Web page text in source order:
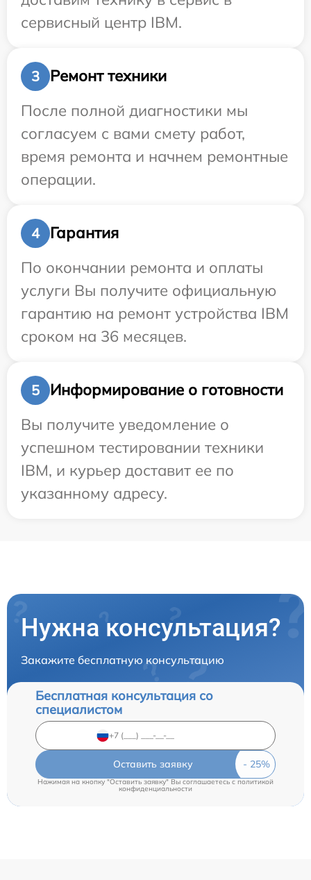
сервисный центр IBM.
3
Ремонт техники
После полной диагностики мы
согласуем с вами смету работ,
время ремонта и начнем ремонтные
операции.
4
Гарантия
По окончании ремонта и оплаты
услуги Вы получите официальную
гарантию на ремонт устройства IBM
сроком на 36 месяцев.
5
Информирование о готовности
Вы получите уведомление о
успешном тестировании техники
IBM, и курьер доставит ее по
указанному адресу.
Нужна консультация?
Закажите бесплатную консультацию
Бесплатная консультация со
специалистом
Оставить заявку
Нажимая на кнопку "Оставить заявку" Вы соглашаетесь cполитикой
конфиденциальности